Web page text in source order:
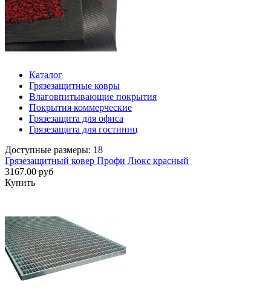
Каталог
Грязезащитные ковры
Влаговпитывающие покрытия
Покрытия коммерческие
Грязезащита для офиса
Грязезащита для гостиниц
Доступные размеры: 18
Грязезащитный ковер Профи Люкс красный
3167.00 руб
Купить